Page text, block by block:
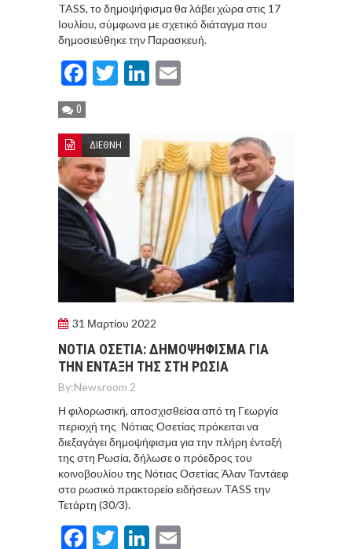
TASS, το δημοψήφισμα θα λάβει χώρα στις 17
Ιουλίου, σύμφωνα με σχετικό διάταγμα που
δημοσιεύθηκε την Παρασκευή.
Facebook
TwitterLinkedIn
0
ΔΙΕΘΝΗ
31 Μαρτίου 2022
ΝΟΤΙΑ ΟΣΕΤΙΑ: ΔΗΜΟΨΗΦΙΣΜΑ ΓΙΑ
ΤΗΝ ΕΝΤΑΞΗ ΤΗΣ ΣΤΗ ΡΩΣΙΑ
By:Newsroom 2
Η φιλορωσική, αποσχισθείσα από τη Γεωργία
περιοχή της Νότιας Οσετίας πρόκειται να
διεξαγάγει δημοψήφισμα για την πλήρη ένταξή
της στη Ρωσία, δήλωσε ο πρόεδρος του
κοινοβουλίου της Νότιας Οσετίας Άλαν Ταντάεφ
στο ρωσικό πρακτορείο ειδήσεων TASS την
Τετάρτη (30/3).
Facebook
TwitterLinkedIn